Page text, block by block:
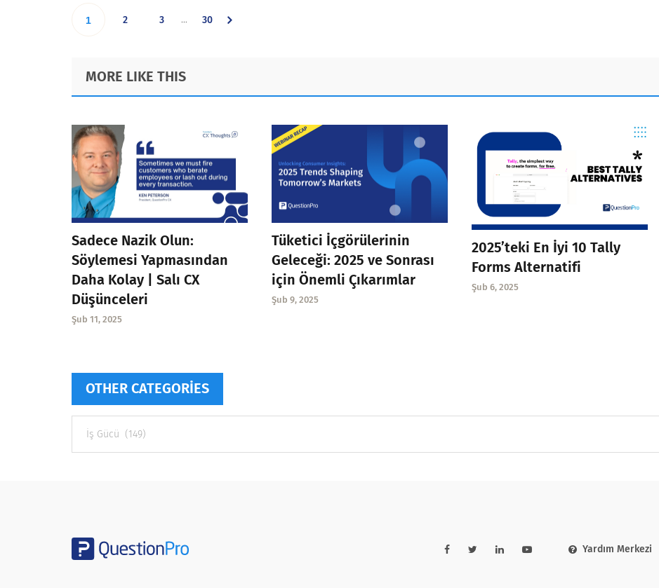
Go
1 Go
2 Go
3
pagesGo
30
MORE LIKE THIS
Sadece Nazik Olun:
Söylemesi Yapmasından
Daha Kolay | Salı CX
Düşünceleri
Şub 11, 2025
Tüketici İçgörülerinin
Geleceği: 2025 ve Sonrası
için Önemli Çıkarımlar
Şub 9, 2025
2025’teki En İyi 10 Tally
Forms Alternatifi
Şub 6, 2025
OTHER CATEGORIES
categories
Yardım Merkezi